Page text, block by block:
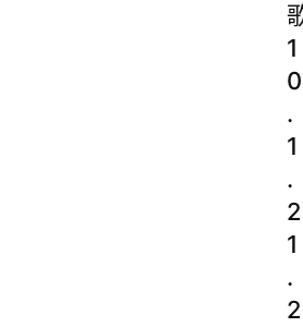
1
0
.
1
.
2
1
.
2